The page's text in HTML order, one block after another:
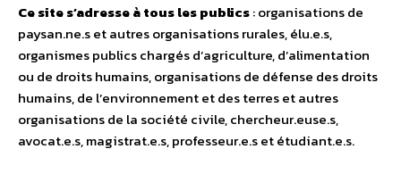
Ce site s’adresse à tous les publics: organisations de
paysan.ne.s et autres organisations rurales, élu.e.s,
organismes publics chargés d’agriculture, d’alimentation
ou de droits humains, organisations de défense des droits
humains, de l’environnement et des terres et autres
organisations de la société civile, chercheur.euse.s,
avocat.e.s, magistrat.e.s, professeur.e.s et étudiant.e.s.